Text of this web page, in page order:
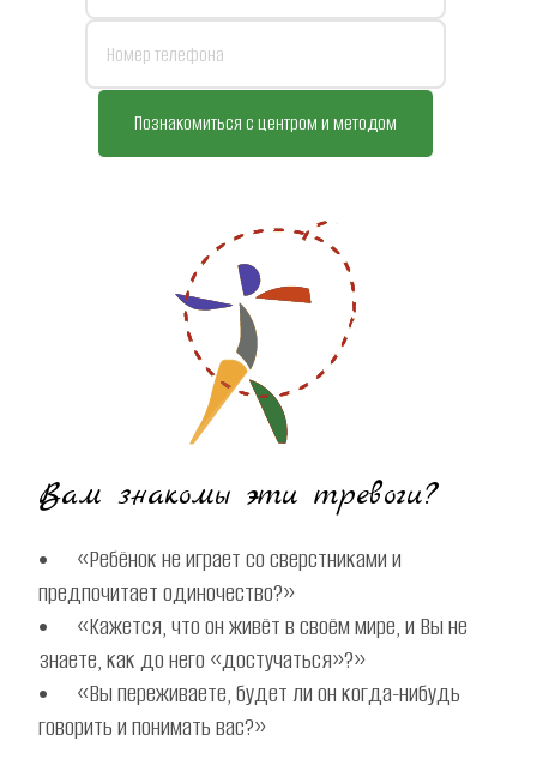
Познакомиться с центром и методом
Вам знакомы эти тревоги?
•	«Ребёнок не играет со сверстниками и
предпочитает одиночество?»
•	«Кажется, что он живёт в своём мире, и Вы не
знаете, как до него «достучаться»?»
•	«Вы переживаете, будет ли он когда-нибудь
говорить и понимать вас?»